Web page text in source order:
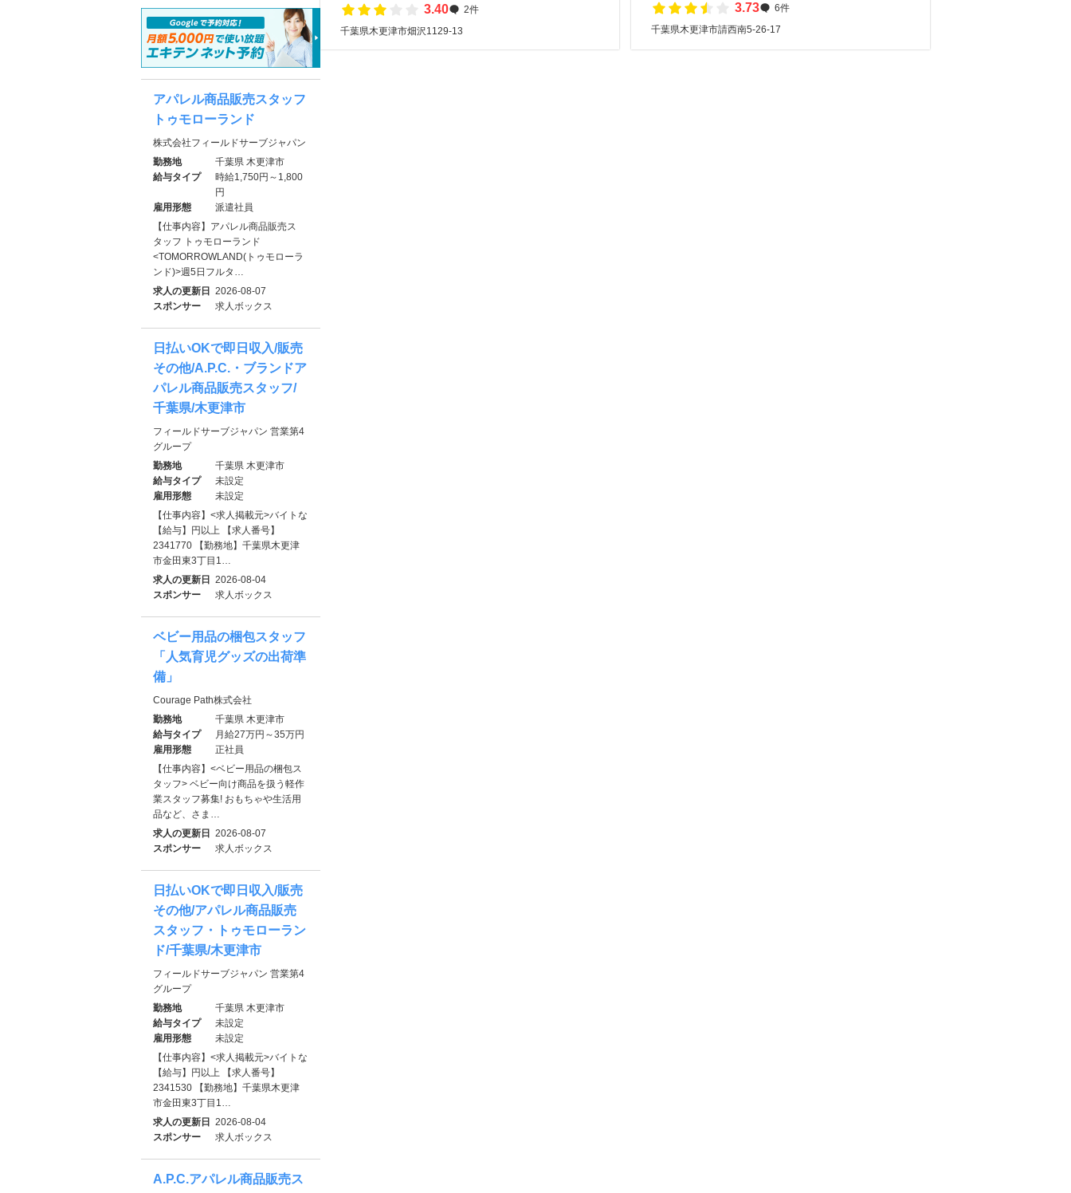
3.40
2件
千葉県木更津市畑沢1129-13
3.73
6件
千葉県木更津市請西南5-26-17
アパレル商品販売スタッフ
トゥモローランド
株式会社フィールドサーブジャパン
勤務地
千葉県 木更津市
給与タイプ
時給1,750円～1,800
円
雇用形態
派遣社員
【仕事内容】アパレル商品販売ス
タッフ トゥモローランド
<TOMORROWLAND(トゥモローラ
ンド)>週5日フルタ…
求人の更新日
2026-08-07
スポンサー
求人ボックス
日払いOKで即日収入/販売
その他/A.P.C.・ブランドア
パレル商品販売スタッフ/
千葉県/木更津市
フィールドサーブジャパン 営業第4
グループ
勤務地
千葉県 木更津市
給与タイプ
未設定
雇用形態
未設定
【仕事内容】<求人掲載元>バイトな
【給与】円以上 【求人番号】
2341770 【勤務地】千葉県木更津
市金田東3丁目1…
求人の更新日
2026-08-04
スポンサー
求人ボックス
ベビー用品の梱包スタッフ
「人気育児グッズの出荷準
備」
Courage Path株式会社
勤務地
千葉県 木更津市
給与タイプ
月給27万円～35万円
雇用形態
正社員
【仕事内容】<ベビー用品の梱包ス
タッフ> ベビー向け商品を扱う軽作
業スタッフ募集! おもちゃや生活用
品など、さま…
求人の更新日
2026-08-07
スポンサー
求人ボックス
日払いOKで即日収入/販売
その他/アパレル商品販売
スタッフ・トゥモローラン
ド/千葉県/木更津市
フィールドサーブジャパン 営業第4
グループ
勤務地
千葉県 木更津市
給与タイプ
未設定
雇用形態
未設定
【仕事内容】<求人掲載元>バイトな
【給与】円以上 【求人番号】
2341530 【勤務地】千葉県木更津
市金田東3丁目1…
求人の更新日
2026-08-04
スポンサー
求人ボックス
A.P.C.アパレル商品販売ス